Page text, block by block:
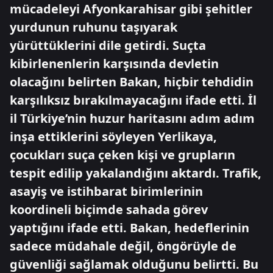
mücadeleyi Afyonkarahisar gibi şehitler
yurdunun ruhunu taşıyarak
yürüttüklerini dile getirdi. Suçta
kibirlenenlerin karşısında devletin
olacağını belirten Bakan, hiçbir tehdidin
karşılıksız bırakılmayacağını ifade etti. İl
il Türkiye’nin huzur haritasını adım adım
inşa ettiklerini söyleyen Yerlikaya,
çocukları suça çeken kişi ve grupların
tespit edilip yakalandığını aktardı. Trafik,
asayiş ve istihbarat birimlerinin
koordineli biçimde sahada görev
yaptığını ifade etti. Bakan, hedeflerinin
sadece müdahale değil, öngörüyle de
güvenliği sağlamak olduğunu belirtti. Bu